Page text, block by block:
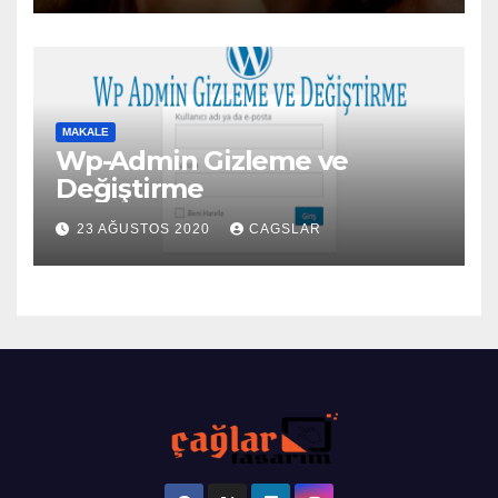
MAKALE
Wp-Admin Gizleme ve
Değiştirme
23 AĞUSTOS 2020 CAGSLAR